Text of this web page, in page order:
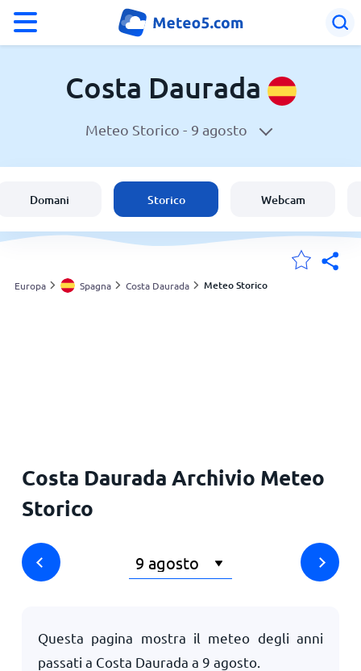
Meteo a Costa Daurada
Italia
Svizzera
Costa Daurada
Meteo Storico - 9 agosto
Domani Storico Webcam
Europa Spagna Costa Daurada Meteo Storico
Costa Daurada Archivio Meteo
Storico
Questa pagina mostra il meteo degli anni
passati a Costa Daurada a 9 agosto.